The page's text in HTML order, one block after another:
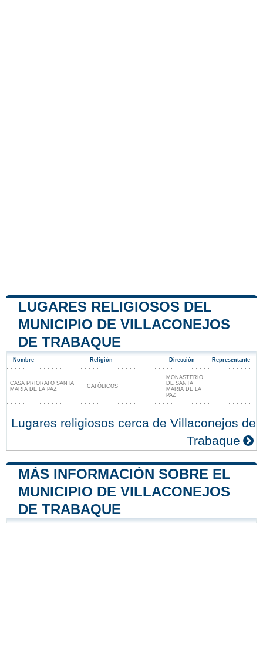
LUGARES RELIGIOSOS DEL
MUNICIPIO DE VILLACONEJOS
DE TRABAQUE
Nombre Religión Dirección Representante
CASA PRIORATO SANTA
MARIA DE LA PAZ
CATÓLICOS
MONASTERIO
DE SANTA
MARIA DE LA
PAZ
Lugares religiosos cerca de Villaconejos de
Trabaque
MÁS INFORMACIÓN SOBRE EL
MUNICIPIO DE VILLACONEJOS
DE TRABAQUE